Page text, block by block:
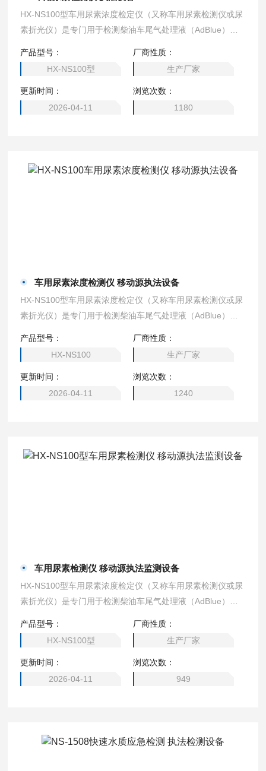
HX-NS100型车用尿素浓度检定仪（又称车用尿素检测仪或尿
素折光仪）是专门用于检测柴油车尾气处理液（AdBlue）浓
域具有重要作用。这类设备通过测量尿素溶液的物理或化学特
性来精确测定其浓度，确保SCR系统正常工作，保障柴油车排
放达标。车用尿素检测仪 执法设备
产品型号：
HX-NS100型
厂商性质：
生产厂家
更新时间：
2026-04-11
浏览次数：
1180
车用尿素浓度检测仪 移动源执法设备
HX-NS100型车用尿素浓度检定仪（又称车用尿素检测仪或尿
素折光仪）是专门用于检测柴油车尾气处理液（AdBlue）浓
域具有重要作用。这类设备通过测量尿素溶液的物理或化学特
性来精确测定其浓度，确保SCR系统正常工作，保障柴油车排
放达标。车用尿素浓度检测仪 移动源执法设备
产品型号：
HX-NS100
厂商性质：
生产厂家
更新时间：
2026-04-11
浏览次数：
1240
车用尿素检测仪 移动源执法监测设备
HX-NS100型车用尿素浓度检定仪（又称车用尿素检测仪或尿
素折光仪）是专门用于检测柴油车尾气处理液（AdBlue）浓
域具有重要作用。这类设备通过测量尿素溶液的物理或化学特
性来精确测定其浓度，确保SCR系统正常工作，保障柴油车排
放达标。车用尿素检测仪 移动源执法监测设备
产品型号：
HX-NS100型
厂商性质：
生产厂家
更新时间：
2026-04-11
浏览次数：
949